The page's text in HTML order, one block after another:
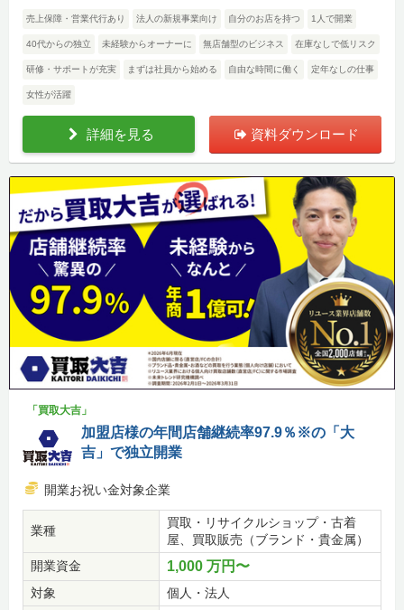
売上保障・営業代行あり 法人の新規事業向け 自分のお店を持つ 1人で開業
40代からの独立 未経験からオーナーに 無店舗型のビジネス 在庫なしで低リスク
研修・サポートが充実 まずは社員から始める 自由な時間に働く 定年なしの仕事
女性が活躍
詳細を見る 資料ダウンロード
「買取大吉」
加盟店様の年間店舗継続率97.9％※の「大
吉」で独立開業
開業お祝い金対象企業
業種
買取・リサイクルショップ・古着
屋、買取販売（ブランド・貴金属）
開業資金
1,000 万円〜
対象
個人・法人